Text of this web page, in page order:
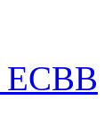
ЕСВВ